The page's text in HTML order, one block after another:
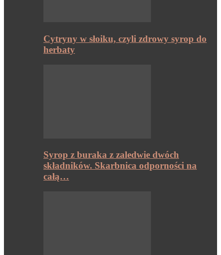
Cytryny w słoiku, czyli zdrowy syrop do
herbaty
Syrop z buraka z zaledwie dwóch
składników. Skarbnica odporności na
całą…